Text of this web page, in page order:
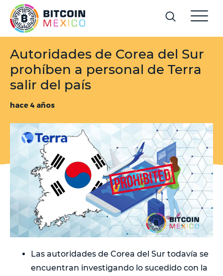
Autoridades de Corea del Sur
prohíben a personal de Terra
salir del país
hace 4 años
Las autoridades de Corea del Sur todavía se
encuentran investigando lo sucedido con la